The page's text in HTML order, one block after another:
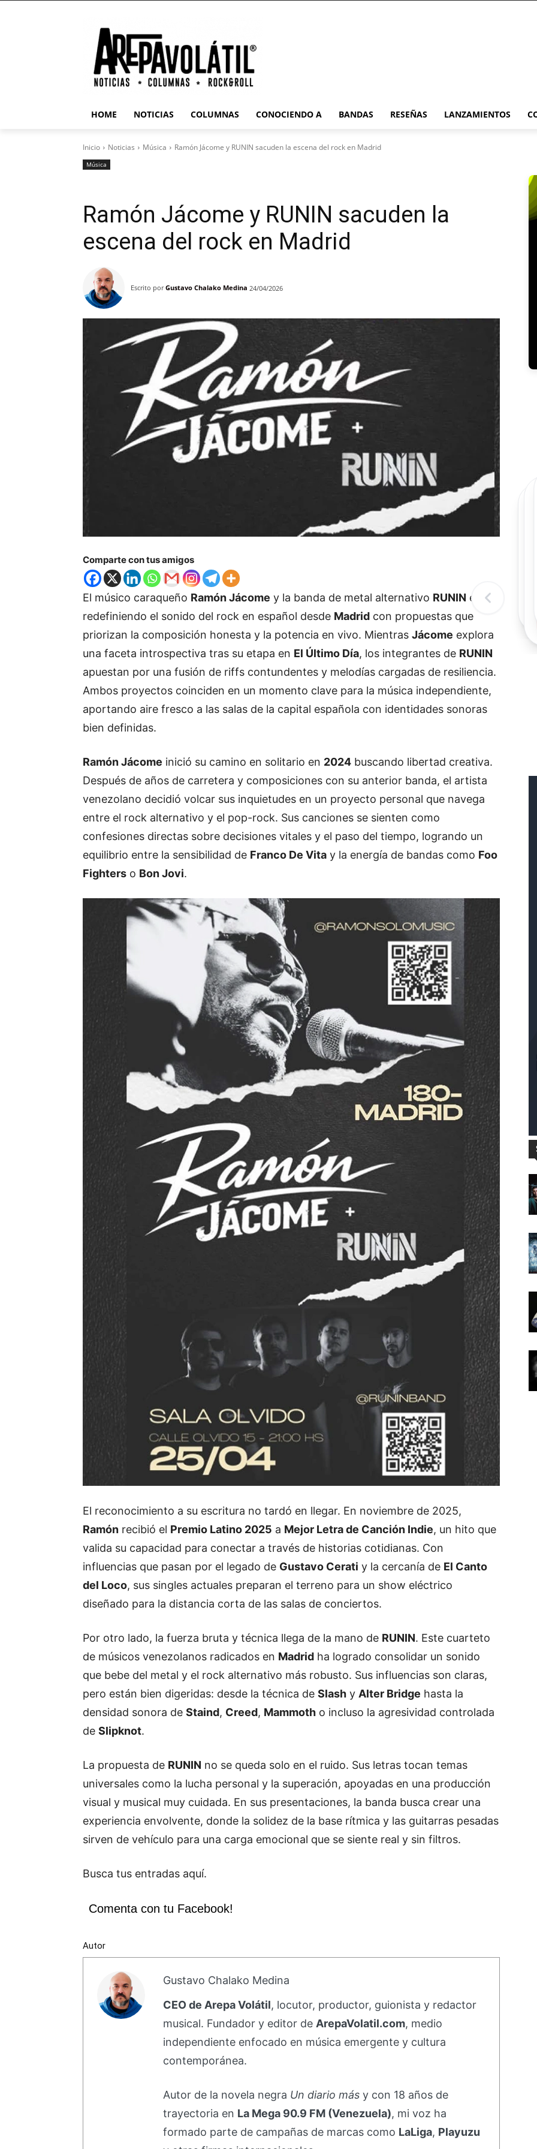
HOME NOTICIAS COLUMNAS CONOCIENDO A BANDAS RESEÑAS LANZAMIENTOS
Inicio Noticias Música Ramón Jácome y RUNIN sacuden la escena del rock en Madrid
Música
Ramón Jácome y RUNIN sacuden la
escena del rock en Madrid
Escrito por Gustavo Chalako Medina 24/04/2026
Comparte con tus amigos
El músico caraqueño Ramón Jácome y la banda de metal alternativo RUNIN están
redefiniendo el sonido del rock en español desde Madrid con propuestas que
priorizan la composición honesta y la potencia en vivo. Mientras Jácome explora
una faceta introspectiva tras su etapa en El Último Día, los integrantes de RUNIN
apuestan por una fusión de riffs contundentes y melodías cargadas de resiliencia.
Ambos proyectos coinciden en un momento clave para la música independiente,
aportando aire fresco a las salas de la capital española con identidades sonoras
bien definidas.
Ramón Jácome inició su camino en solitario en 2024 buscando libertad creativa.
Después de años de carretera y composiciones con su anterior banda, el artista
venezolano decidió volcar sus inquietudes en un proyecto personal que navega
entre el rock alternativo y el pop-rock. Sus canciones se sienten como
confesiones directas sobre decisiones vitales y el paso del tiempo, logrando un
equilibrio entre la sensibilidad de Franco De Vita y la energía de bandas como Foo
Fighters o Bon Jovi.
El reconocimiento a su escritura no tardó en llegar. En noviembre de 2025,
Ramón recibió el Premio Latino 2025 a Mejor Letra de Canción Indie, un hito que
valida su capacidad para conectar a través de historias cotidianas. Con
influencias que pasan por el legado de Gustavo Cerati y la cercanía de El Canto
del Loco, sus singles actuales preparan el terreno para un show eléctrico
diseñado para la distancia corta de las salas de conciertos.
Por otro lado, la fuerza bruta y técnica llega de la mano de RUNIN. Este cuarteto
de músicos venezolanos radicados en Madrid ha logrado consolidar un sonido
que bebe del metal y el rock alternativo más robusto. Sus influencias son claras,
pero están bien digeridas: desde la técnica de Slash y Alter Bridge hasta la
densidad sonora de Staind, Creed, Mammoth o incluso la agresividad controlada
de Slipknot.
La propuesta de RUNIN no se queda solo en el ruido. Sus letras tocan temas
universales como la lucha personal y la superación, apoyadas en una producción
visual y musical muy cuidada. En sus presentaciones, la banda busca crear una
experiencia envolvente, donde la solidez de la base rítmica y las guitarras pesadas
sirven de vehículo para una carga emocional que se siente real y sin filtros.
Busca tus entradas aquí.
Comenta con tu Facebook!
Autor
Gustavo Chalako Medina
CEO de Arepa Volátil, locutor, productor, guionista y redactor
musical. Fundador y editor de ArepaVolatil.com, medio
independiente enfocado en música emergente y cultura
contemporánea.
Autor de la novela negra Un diario másy con 18 años de
trayectoria en La Mega 90.9 FM (Venezuela), mi voz ha
formado parte de campañas de marcas como LaLiga, Playuzu